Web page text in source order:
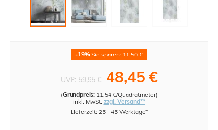
-19% Sie sparen: 11,50 €
UVP:59,95 € 48,45 €
(Grundpreis: 11,54 €/Quadratmeter)
inkl. MwSt. zzgl. Versand**
Lieferzeit: 25 - 45 Werktage*